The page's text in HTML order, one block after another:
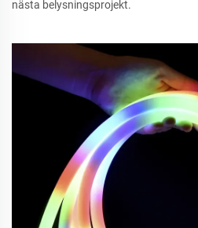
nästa belysningsprojekt.